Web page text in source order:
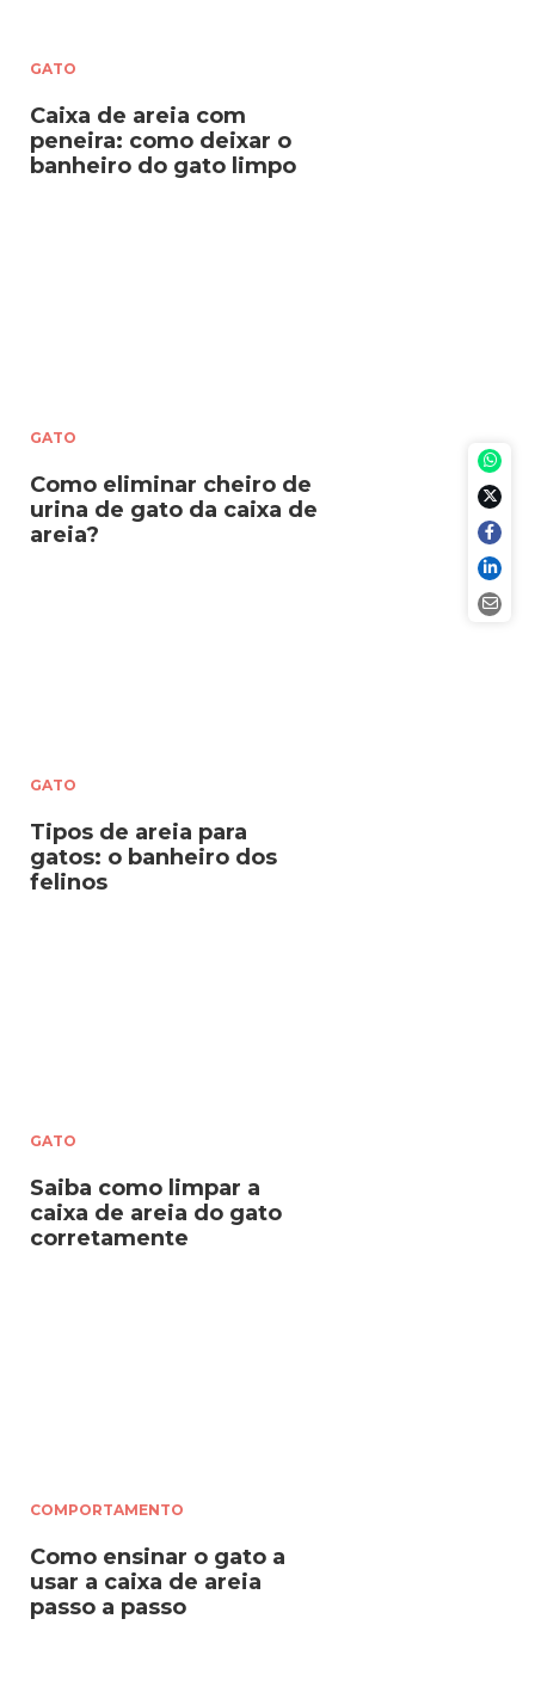
GATO
Caixa de areia com
peneira: como deixar o
banheiro do gato limpo
GATO
Como eliminar cheiro de
urina de gato da caixa de
areia?
GATO
Tipos de areia para
gatos: o banheiro dos
felinos
GATO
Saiba como limpar a
caixa de areia do gato
corretamente
COMPORTAMENTO
Como ensinar o gato a
usar a caixa de areia
passo a passo